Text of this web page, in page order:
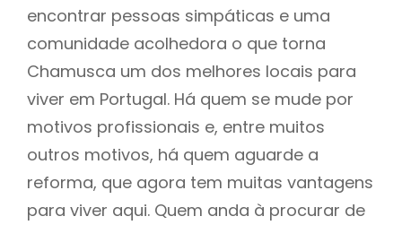
encontrar pessoas simpáticas e uma
comunidade acolhedora o que torna
Chamusca um dos melhores locais para
viver em Portugal. Há quem se mude por
motivos profissionais e, entre muitos
outros motivos, há quem aguarde a
reforma, que agora tem muitas vantagens
para viver aqui. Quem anda à procurar de